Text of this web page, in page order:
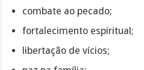
combate ao pecado;
fortalecimento espiritual;
libertação de vícios;